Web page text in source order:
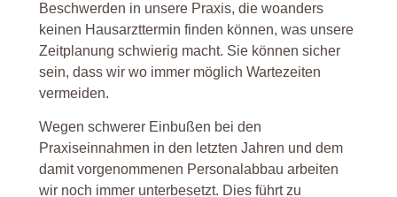
Beschwerden in unsere Praxis, die woanders
keinen Hausarzttermin finden können, was unsere
Zeitplanung schwierig macht. Sie können sicher
sein, dass wir wo immer möglich Wartezeiten
vermeiden.
Wegen schwerer Einbußen bei den
Praxiseinnahmen in den letzten Jahren und dem
damit vorgenommenen Personalabbau arbeiten
wir noch immer unterbesetzt. Dies führt zu